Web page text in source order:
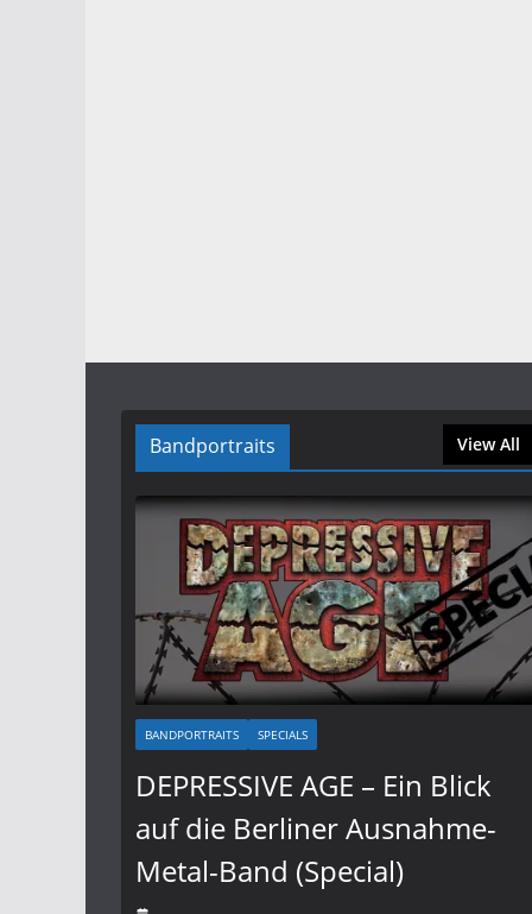
Bandportraits View All
BANDPORTRAITS SPECIALS
DEPRESSIVE AGE – Ein Blick
auf die Berliner Ausnahme-
Metal-Band (Special)